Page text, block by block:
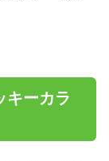
キーカラ